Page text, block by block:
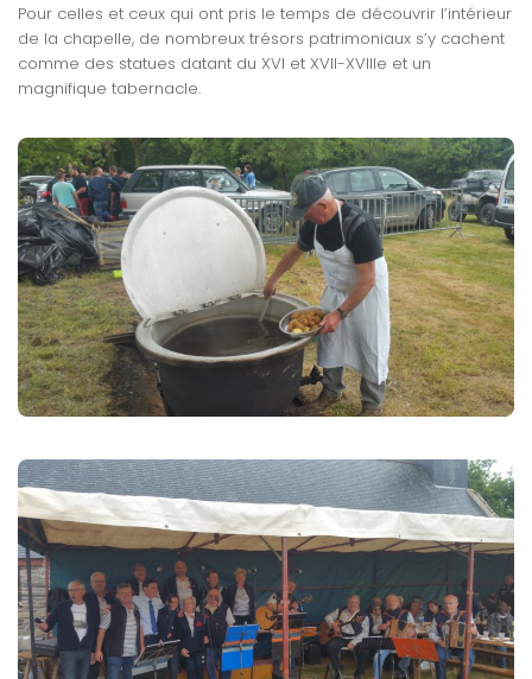
Pour celles et ceux qui ont pris le temps de découvrir l’intérieur
de la chapelle, de nombreux trésors patrimoniaux s’y cachent
comme des statues datant du XVI et XVII-XVIIIe et un
magnifique tabernacle.